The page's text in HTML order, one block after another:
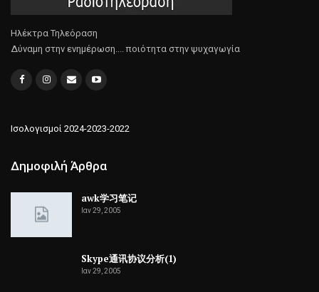
Ηλέκτρα Τηλεόραση
Δύναμη στην ενημέρωση.... ποιότητα στην ψυχαγωγία
Ισολογισμοί 2024-2023-2022
Δημοφιλή Άρθρα
awk学习笔记
Ιαν 29, 2005
Skype通讯协议分析(1)
Ιαν 29, 2005